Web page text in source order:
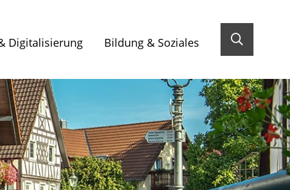
Digitalisierung Bildung & Soziales